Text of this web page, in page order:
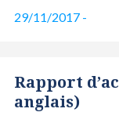
29/11/2017 -
Rapport
anglais)